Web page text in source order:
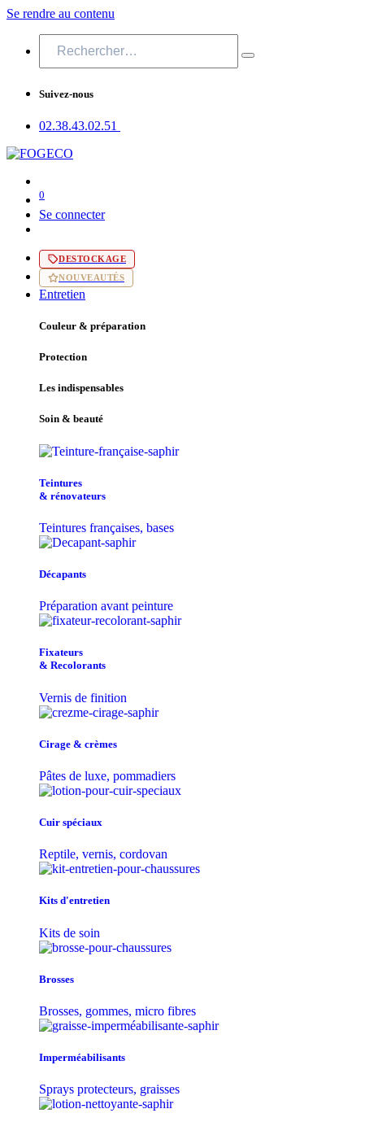
Se rendre au contenu
Suivez-nous
02.38.43​.02.51
0
Se connecter
DESTOCKAGE
NOUVEAUTÉS
Entretien
Couleur & préparation
Protection
Les indispensables
Soin & beauté
Teintu​res
& r​é​novateurs
Teintures françaises, bases
Décapants
Préparation avant peinture
Fixateurs
& Recolorants
Vernis de finition
Cirage & crèmes
Pâtes de luxe, pommadiers
Cuir spéciaux
Reptile, vernis, cordovan
Kits d'entretien
Kits de soin
Brosses
Brosses, gommes, micro fibres
Imperméabilisants
Sprays protecteurs, graisses